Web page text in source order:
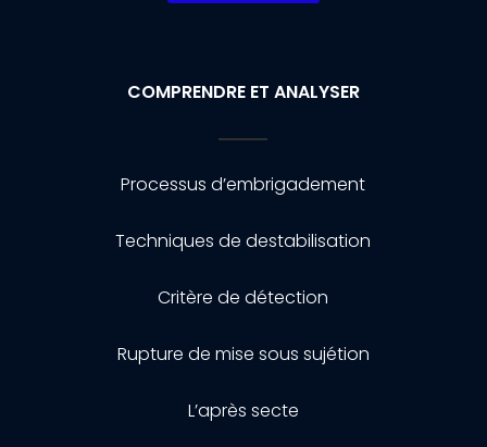
COMPRENDRE ET ANALYSER
Processus d’embrigadement
Techniques de destabilisation
Critère de détection
Rupture de mise sous sujétion
L’après secte